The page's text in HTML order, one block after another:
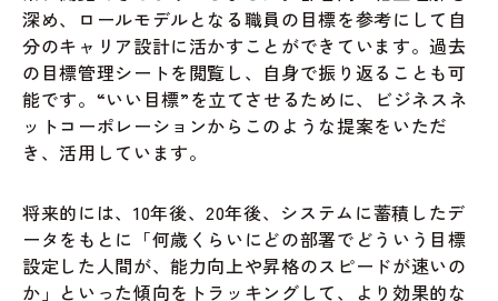
深め、ロールモデルとなる職員の目標を参考にして自
分のキャリア設計に活かすことができています。過去
の目標管理シートを閲覧し、自身で振り返ることも可
能です。“いい目標”を立てさせるために、ビジネスネ
ットコーポレーションからこのような提案をいただ
き、活用しています。
将来的には、10年後、20年後、システムに蓄積したデ
ータをもとに「何歳くらいにどの部署でどういう目標
設定した人間が、能力向上や昇格のスピードが速いの
か」といった傾向をトラッキングして、より効果的な